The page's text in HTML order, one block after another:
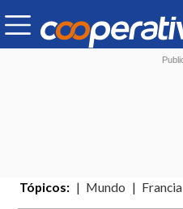
Tópicos: Mundo Francia